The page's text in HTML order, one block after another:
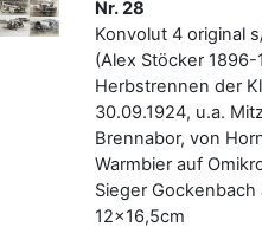
Nr. 28
Konvolut 4 original
(Alex Stöcker 1896-
Herbstrennen der
30.09.1924, u.a.
Brennabor, von
Warmbier auf
Sieger Gockenbach
12x16,5cm